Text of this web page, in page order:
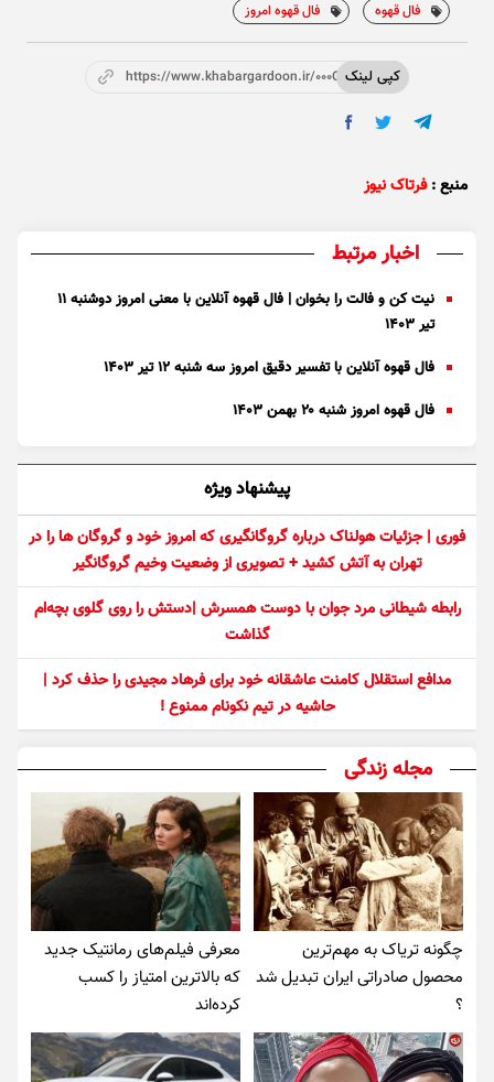
فال قهوه فال قهوه امروز
کپی لینکhttps://www.khabargardoon.ir/000Ofs
منبع : فرتاک نیوز
اخبار مرتبط
نیت کن و فالت را بخوان | فال قهوه آنلاین با معنی امروز دوشنبه ۱۱
تیر ۱۴۰۳
فال قهوه آنلاین با تفسیر دقیق امروز سه شنبه ۱۲ تیر ۱۴۰۳
فال قهوه امروز شنبه ۲۰ بهمن ۱۴۰۳
پیشنهاد ویژه
فوری | جزئیات هولناک درباره گروگانگیری که امروز خود و گروگان ها را در
تهران به آتش کشید + تصویری از وضعیت وخیم گروگانگیر
رابطه شیطانی مرد جوان با دوست همسرش |دستش را روی گلوی بچه‌ام
گذاشت
مدافع استقلال کامنت عاشقانه خود برای فرهاد مجیدی را حذف کرد |
حاشیه در تیم نکونام ممنوع !
مجله زندگی
چگونه تریاک به مهم‌ترین
محصول صادراتی ایران تبدیل شد
؟
معرفی فیلم‌های رمانتیک جدید
که بالاترین امتیاز را کسب
کرده‌اند